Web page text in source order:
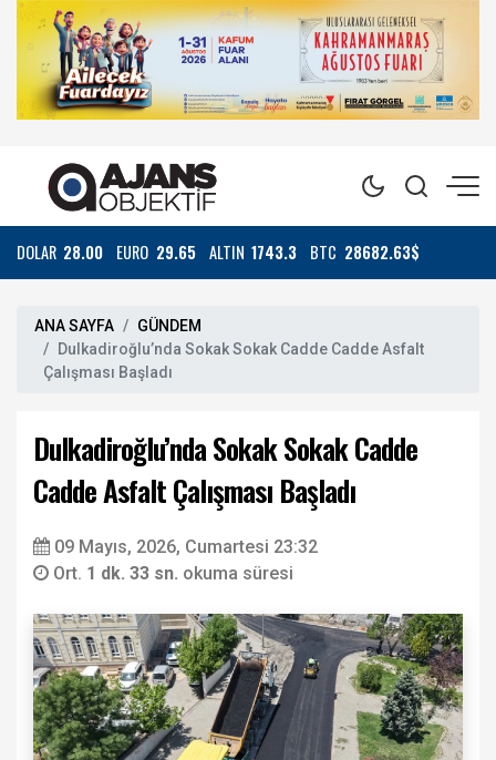
DOLAR 28.00 EURO 29.65 ALTIN 1743.3 BTC 28682.63$
ANA SAYFA
GÜNDEM
Dulkadiroğlu’nda Sokak Sokak Cadde Cadde Asfalt
Çalışması Başladı
Dulkadiroğlu’nda Sokak Sokak Cadde
Cadde Asfalt Çalışması Başladı
09 Mayıs, 2026, Cumartesi 23:32
Ort. 1 dk. 33 sn. okuma süresi